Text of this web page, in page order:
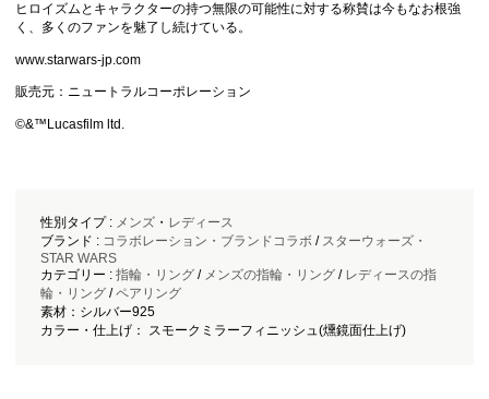
ヒロイズムとキャラクターの持つ無限の可能性に対する称賛は今もなお根強
く、多くのファンを魅了し続けている。
www.starwars-jp.com
販売元：ニュートラルコーポレーション
©&™Lucasfilm ltd.
性別タイプ : メンズ・ レディース
ブランド : コラボレーション・ブランドコラボ/ スターウォーズ・
STAR WARS
カテゴリー : 指輪・リング/ メンズの指輪・リング/ レディースの指
輪・リング/ペアリング
素材：シルバー925
カラー・仕上げ： スモークミラーフィニッシュ(燻鏡面仕上げ)